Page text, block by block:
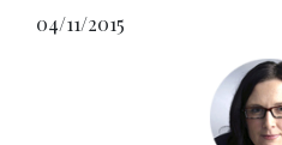
04/11/2015